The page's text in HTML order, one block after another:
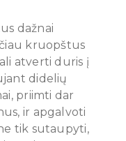
dažnai
kruopštus
atverti duris į
didelių
priimti dar
ir apgalvoti
tik sutaupyti,